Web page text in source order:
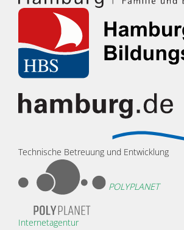
Technische Betreuung und Entwicklung
POLYPLANET
Internetagentur